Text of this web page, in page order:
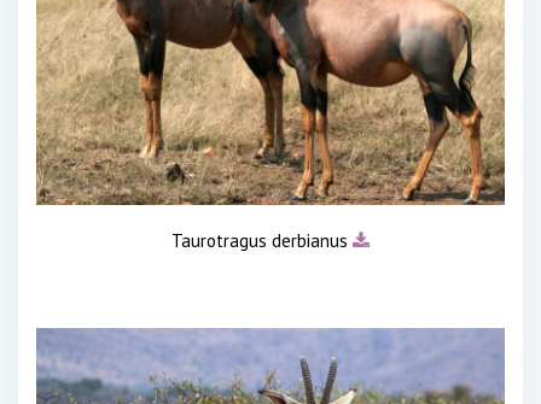
Taurotragus derbianus